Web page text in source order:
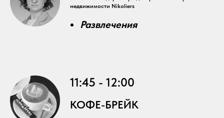
недвижимости Nikoliers
Развлечения
11:45 - 12:00
КОФЕ-БРЕЙК